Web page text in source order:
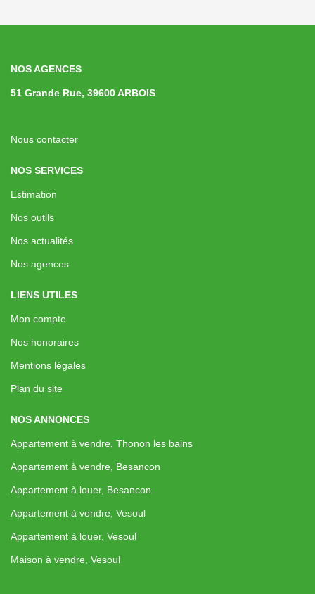
NOS AGENCES
51 Grande Rue, 39600 ARBOIS
Nous contacter
NOS SERVICES
Estimation
Nos outils
Nos actualités
Nos agences
LIENS UTILES
Mon compte
Nos honoraires
Mentions légales
Plan du site
NOS ANNONCES
Appartement à vendre, Thonon les bains
Appartement à vendre, Besancon
Appartement à louer, Besancon
Appartement à vendre, Vesoul
Appartement à louer, Vesoul
Maison à vendre, Vesoul